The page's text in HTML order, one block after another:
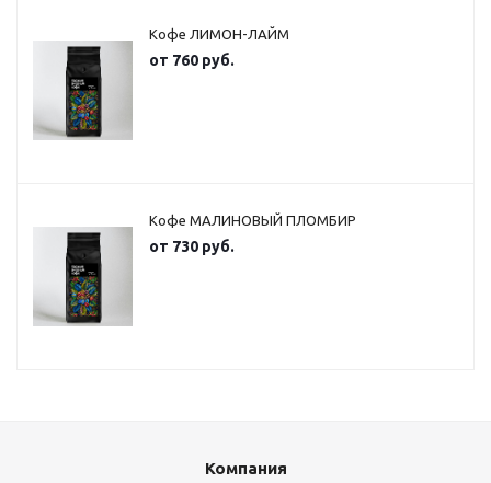
Кофе ЛИМОН-ЛАЙМ
от 760 руб.
Кофе МАЛИНОВЫЙ ПЛОМБИР
от 730 руб.
Компания